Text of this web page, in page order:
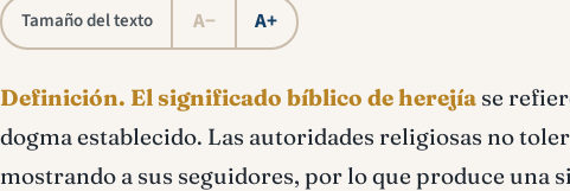
Tamaño del texto A− A+
Definición. El significado bíblico de herejía se
dogma establecido. Las autoridades religiosas no
mostrando a sus seguidores, por lo que produce una